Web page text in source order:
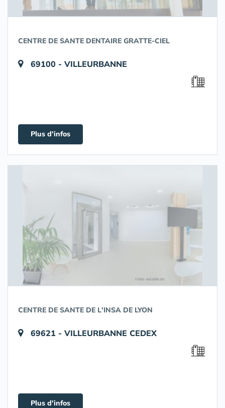
CENTRE DE SANTE DENTAIRE GRATTE-CIEL
69100 - VILLEURBANNE
Plus d'infos
CENTRE DE SANTE DE L'INSA DE LYON
69621 - VILLEURBANNE CEDEX
Plus d'infos